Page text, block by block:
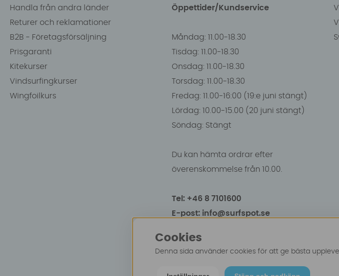
Handla från andra länder
Returer och reklamationer
B2B - Företagsförsäljning
Prisgaranti
Kitekurser
Vindsurfingkurser
Wingfoilkurs
Öppettider/Kundservice
Måndag: 11.00-18.30
Tisdag: 11.00-18.30
Onsdag: 11.00-18.30
Torsdag: 11.00-18.30
Fredag: 11.00-16:00 (19:e juni stängt)
Lördag: 10.00-15.00 (20 juni stängt)
Söndag: Stängt
Du kan hämta ordrar efter
överenskommelse från 10.00.
Tel: +46 8 7101600
E-post: info@surfspot.se
Cookies
Denna sida använder cookies för att ge bästa